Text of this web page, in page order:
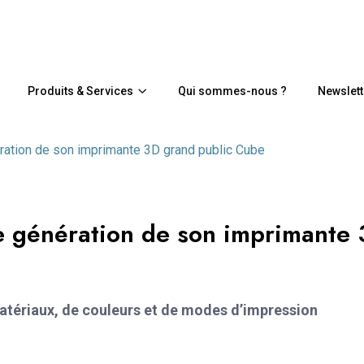
Produits & Services Qui sommes-nous ?
de son imprimante 3D grand public Cube
génération de son imprimante
de couleurs et de modes d’impression